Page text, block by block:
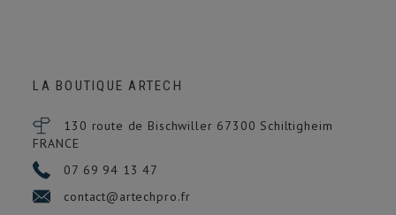
LA BOUTIQUE ARTECH
130 route de Bischwiller 67300 Schiltigheim
FRANCE
07 69 94 13 47
contact@artechpro.fr